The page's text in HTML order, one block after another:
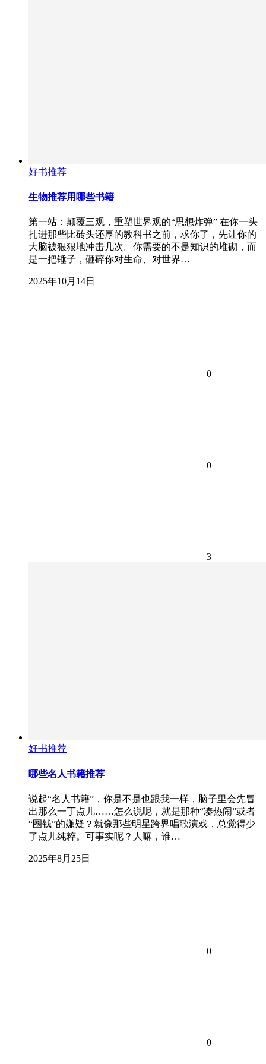
好书推荐
生物推荐用哪些书籍
第一站：颠覆三观，重塑世界观的“思想炸弹” 在你一头
扎进那些比砖头还厚的教科书之前，求你了，先让你的
大脑被狠狠地冲击几次。你需要的不是知识的堆砌，而
是一把锤子，砸碎你对生命、对世界…
2025年10月14日
0
0
3
好书推荐
哪些名人书籍推荐
说起“名人书籍”，你是不是也跟我一样，脑子里会先冒
出那么一丁点儿……怎么说呢，就是那种“凑热闹”或者
“圈钱”的嫌疑？就像那些明星跨界唱歌演戏，总觉得少
了点儿纯粹。可事实呢？人嘛，谁…
2025年8月25日
0
0